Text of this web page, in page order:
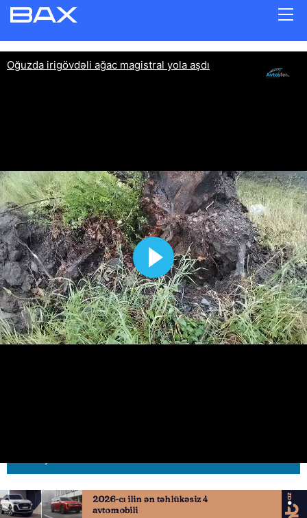
Oğuzda irigövdəli ağac magistral